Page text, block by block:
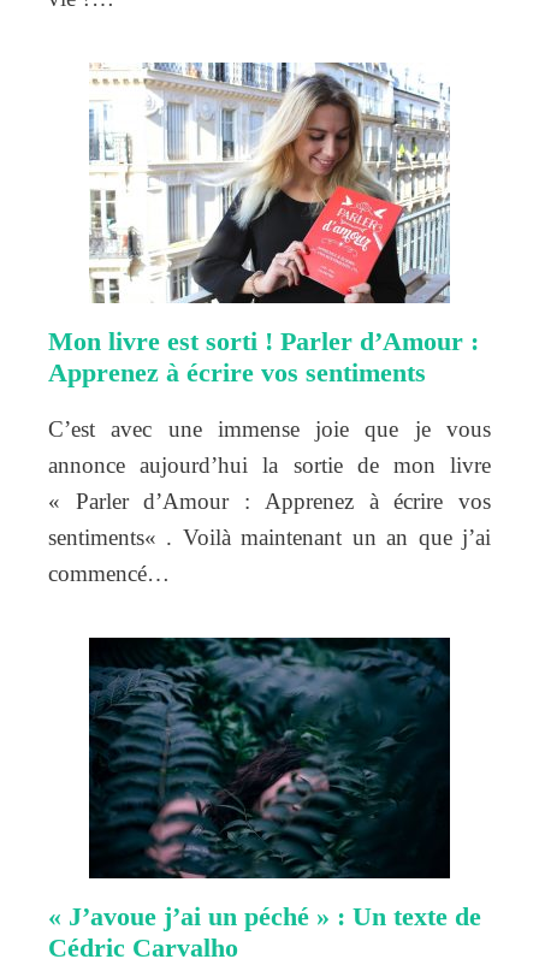
Mon livre est sorti ! Parler d’Amour :
Apprenez à écrire vos sentiments
C’est avec une immense joie que je vous
annonce aujourd’hui la sortie de mon livre
« Parler d’Amour : Apprenez à écrire vos
sentiments« . Voilà maintenant un an que j’ai
commencé…
« J’avoue j’ai un péché » : Un texte de
Cédric Carvalho